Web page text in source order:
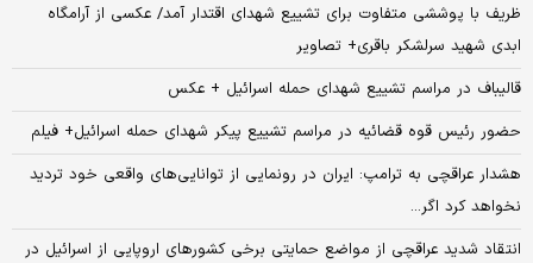
ظریف با پوششی متفاوت برای تشییع شهدای اقتدار آمد/ عکسی از آرامگاه
ابدی شهید سرلشکر باقری+ تصاویر
قالیباف در مراسم تشییع شهدای حمله اسرائیل + عکس
حضور رئیس قوه قضائیه در مراسم تشییع پیکر شهدای حمله اسرائیل+ فیلم
هشدار عراقچی به ترامپ: ایران در رونمایی از توانایی‌های واقعی خود تردید
نخواهد کرد اگر...
انتقاد شدید عراقچی از مواضع حمایتی برخی کشورهای اروپایی از اسرائیل در